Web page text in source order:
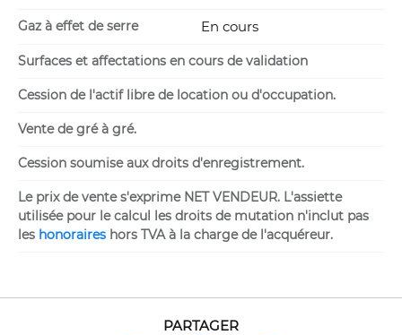
Gaz à effet de serre En cours
Surfaces et affectations en cours de validation
Cession de l'actif libre de location ou d'occupation.
Vente de gré à gré.
Cession soumise aux droits d'enregistrement.
Le prix de vente s'exprime NET VENDEUR. L'assiette
utilisée pour le calcul les droits de mutation n'inclut pas
les honoraires hors TVA à la charge de l'acquéreur.
PARTAGER